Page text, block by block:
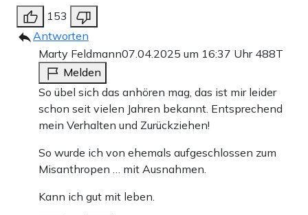
153
Antworten
Marty Feldmann07.04.2025 um 16:37 Uhr 488T
Melden
So übel sich das anhören mag, das ist mir leider
schon seit vielen Jahren bekannt. Entsprechend
mein Verhalten und Zurückziehen!
So wurde ich von ehemals aufgeschlossen zum
Misanthropen … mit Ausnahmen.
Kann ich gut mit leben.